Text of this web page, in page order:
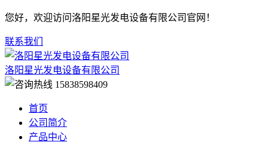
您好，欢迎访问洛阳星光发电设备有限公司官网！
联系我们
洛阳星光发电设备有限公司
15838598409
首页
公司简介
产品中心